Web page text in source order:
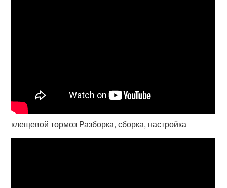
клещевой тормоз Разборка, сборка, настройка